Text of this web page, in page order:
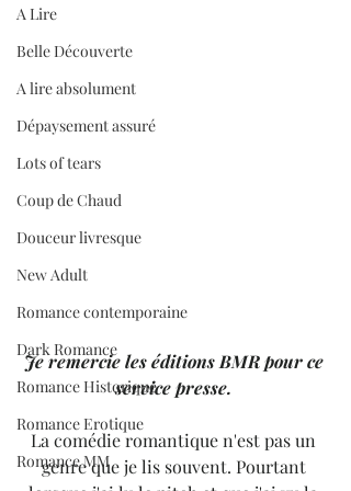
A Lire
Belle Découverte
A lire absolument
Dépaysement assuré
Lots of tears
Coup de Chaud
Douceur livresque
New Adult
Romance contemporaine
Dark Romance
Romance Historique
Romance Erotique
Romance MM
Je remercie les éditions BMR pour ce
service presse.
La comédie romantique n'est pas un
genre que je lis souvent. Pourtant